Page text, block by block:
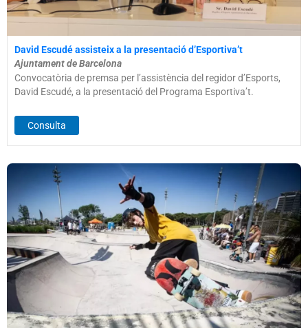
David Escudé assisteix a la presentació d’Esportiva’t
Ajuntament de Barcelona
Convocatòria de premsa per l’assistència del regidor d’Esports,
David Escudé, a la presentació del Programa Esportiva’t.
Consulta